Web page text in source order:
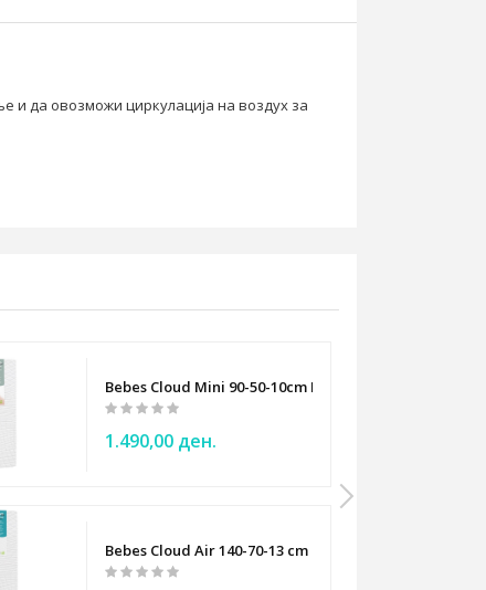
и да овозможи циркулација на воздух за
Bebes Cloud Mini 90-50-10cm Baby mattress
1.490,00 ден.
Bebes Cloud Air 140-70-13 cm Baby mattress